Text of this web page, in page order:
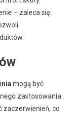
– zaleca się
mogą być
zastosowania.
zaczerwienień, co